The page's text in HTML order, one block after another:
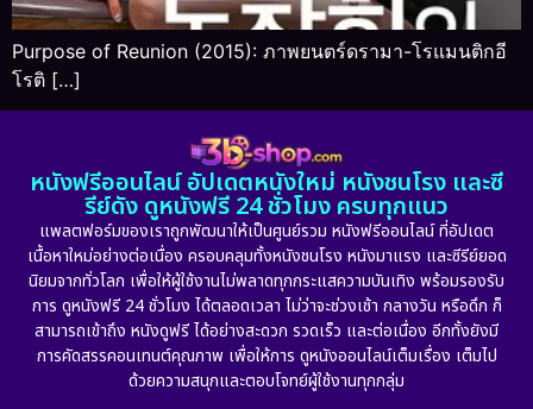
Purpose of Reunion (2015): ภาพยนตร์ดรามา-โรแมนติกอี
โรติ […]
หนังฟรีออนไลน์ อัปเดตหนังใหม่ หนังชนโรง และซี
รีย์ดัง ดูหนังฟรี 24 ชั่วโมง ครบทุกแนว
แพลตฟอร์มของเราถูกพัฒนาให้เป็นศูนย์รวม หนังฟรีออนไลน์ ที่อัปเดต
เนื้อหาใหม่อย่างต่อเนื่อง ครอบคลุมทั้งหนังชนโรง หนังมาแรง และซีรีย์ยอด
นิยมจากทั่วโลก เพื่อให้ผู้ใช้งานไม่พลาดทุกกระแสความบันเทิง พร้อมรองรับ
การ ดูหนังฟรี 24 ชั่วโมง ได้ตลอดเวลา ไม่ว่าจะช่วงเช้า กลางวัน หรือดึก ก็
สามารถเข้าถึง หนังดูฟรี ได้อย่างสะดวก รวดเร็ว และต่อเนื่อง อีกทั้งยังมี
การคัดสรรคอนเทนต์คุณภาพ เพื่อให้การ ดูหนังออนไลน์เต็มเรื่อง เต็มไป
ด้วยความสนุกและตอบโจทย์ผู้ใช้งานทุกกลุ่ม